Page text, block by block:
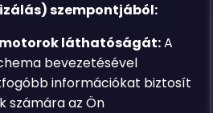
szempontjából:
láthatóságát:A
bevezetésével
információkat biztosít
számára az Ön